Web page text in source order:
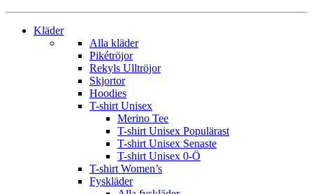
Kläder
Alla kläder
Pikétröjor
Rekyls Ulltröjor
Skjortor
Hoodies
T-shirt Unisex
Merino Tee
T-shirt Unisex Populärast
T-shirt Unisex Senaste
T-shirt Unisex 0-Ö
T-shirt Women’s
Fyskläder